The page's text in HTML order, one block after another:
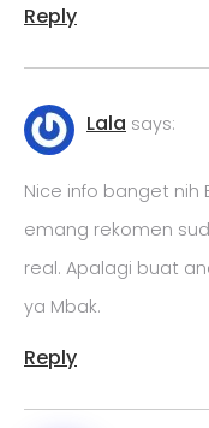
Reply
Lala says:
Nice info banget nih
emang rekomen
real. Apalagi buat
ya Mbak.
Reply